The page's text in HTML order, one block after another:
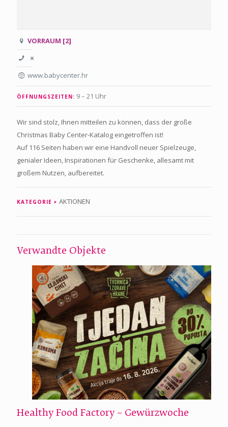
VORRAUM [2]
www.babycenter.hr
ÖFFNUNGSZEITEN: 9 – 21 Uhr
Wir sind stolz, Ihnen mitteilen zu können, dass der große
Christmas Baby Center-Katalog eingetroffen ist!
Auf 116 Seiten haben wir eine Handvoll neuer Spielzeuge,
genialer Ideen, Inspirationen für Geschenke, allesamt mit
großem Nutzen, aufbereitet.
KATEGORIE AKTIONEN
Verwandte Objekte
Healthy Food Factory – Gewürzwoche